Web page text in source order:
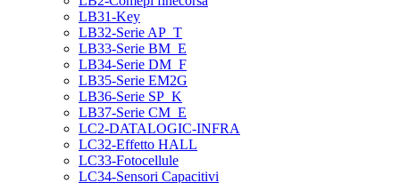
LB31-Key
LB32-Serie AP_T
LB33-Serie BM_E
LB34-Serie DM_F
LB35-Serie EM2G
LB36-Serie SP_K
LB37-Serie CM_E
LC2-DATALOGIC-INFRA
LC32-Effetto HALL
LC33-Fotocellule
LC34-Sensori Capacitivi